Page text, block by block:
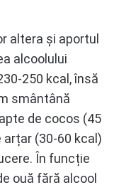
altera și aportul
alcoolului
250 kcal, însă
smântână
de cocos (45
(30-60 kcal)
În funcție
ouă fără alcool